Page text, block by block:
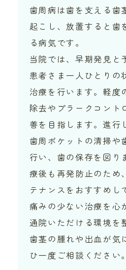
歯周病は歯を支える歯
起こし、放置すると歯
る病気です。
当院では、早期発見と
患者さま一人ひとりの
治療を行います。軽度
除去やプラークコント
善を目指します。進行
歯周ポケットの清掃や
行い、歯の保存を図り
療後も再発防止のため
テナンスをおすすめし
痛みの少ない治療を心
通院いただける環境を
歯茎の腫れや出血が気
ひ一度ご相談ください。